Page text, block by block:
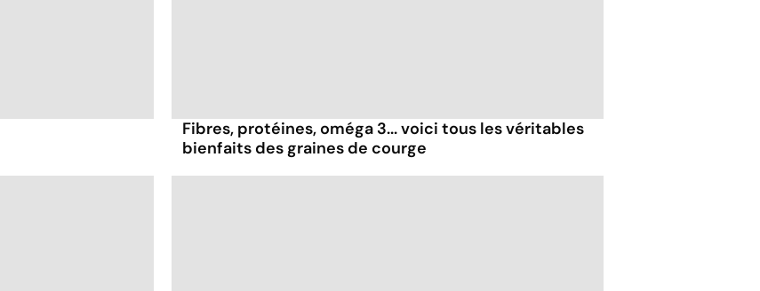
Fibres, protéines, oméga 3... voici tous les véritables
bienfaits des graines de courge